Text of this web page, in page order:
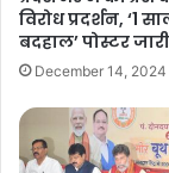
विरोध प्रदर्शन, ‘1
बदहाल’ पोस्टर जारी
December 14, 2024